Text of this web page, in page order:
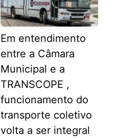
Em entendimento
entre a Câmara
Municipal e a
TRANSCOPE ,
funcionamento do
transporte coletivo
volta a ser integral